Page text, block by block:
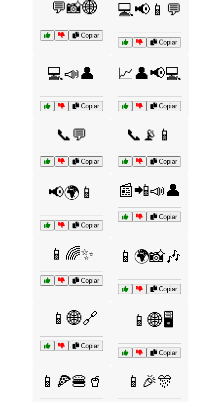
💬📸🌐
Copiar
💻📢📱💬
Copiar
💻📣👤
Copiar
📈👤📢💻
Copiar
📞💬
Copiar
📞📡📱
Copiar
📢🌍📱
Copiar
📰📲📣👤
Copiar
📱🌈✨
Copiar
📱🌍📸🎶
Copiar
📱🌐🔗
Copiar
📱🌐🖥️
Copiar
📱🍕🍔🥤 📱🎉🎊